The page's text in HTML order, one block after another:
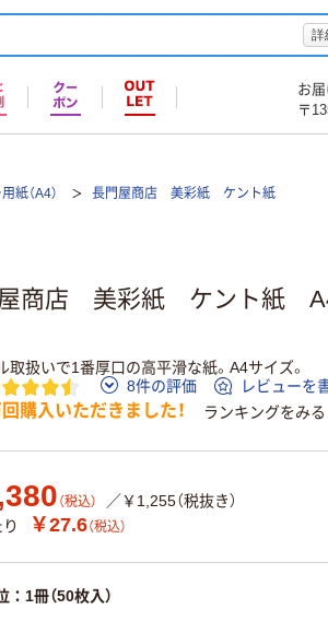
詳
お
〒
紙（A4） 長門屋商店 美彩紙 ケント紙
商店 美彩紙 ケント紙
取扱いで1番厚口の高平滑な紙。A4サイズ。
8件の評価 レビューを
購入いただきました！ ランキングをみる
（税込）
／￥1,255（税抜き）
￥27.6（税込）
：1冊（50枚入）